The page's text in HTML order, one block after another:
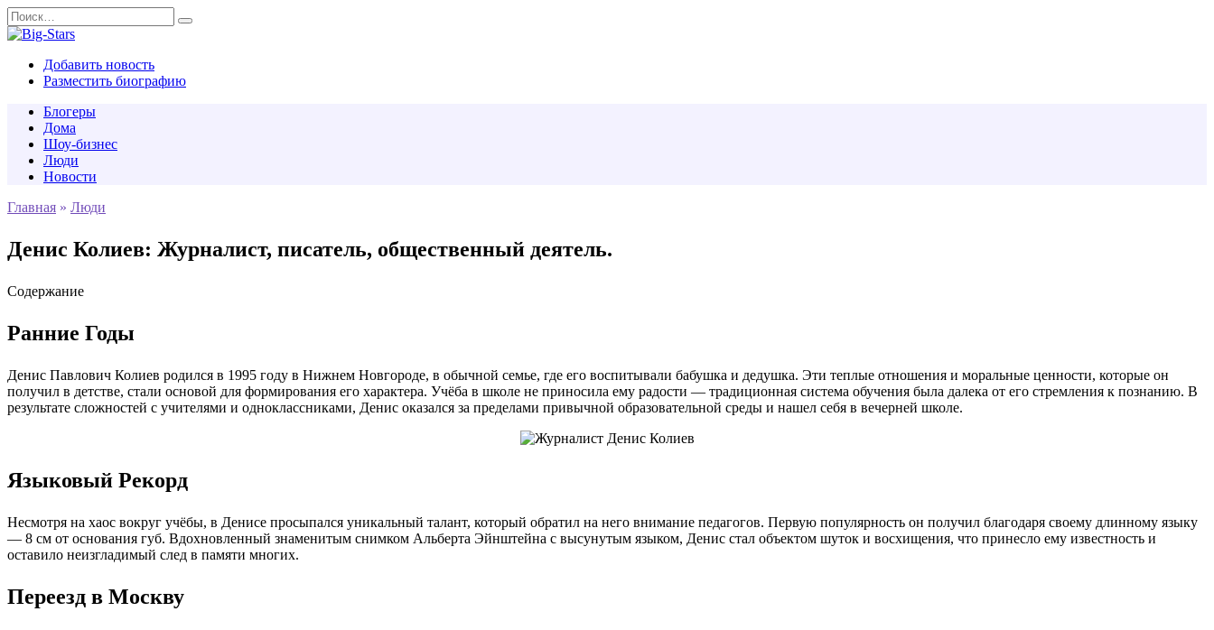
Перейти
к
содержанию
Search
for:
Добавить новость
Разместить биографию
Блогеры
Дома
Шоу-бизнес
Люди
Новости
Главная » Люди
Денис Колиев: Журналист, писатель, общественный деятель.
Содержание
Ранние Годы
Денис Павлович Колиев родился в 1995 году в Нижнем Новгороде, в обычной семье, где его воспитывали бабушка и дедушка. Эти теплые отношения и моральные ценности, которые он
получил в детстве, стали основой для формирования его характера. Учёба в школе не приносила ему радости — традиционная система обучения была далека от его стремления к познанию. В
результате сложностей с учителями и одноклассниками, Денис оказался за пределами привычной образовательной среды и нашел себя в вечерней школе.
Языковый Рекорд
Несмотря на хаос вокруг учёбы, в Денисе просыпался уникальный талант, который обратил на него внимание педагогов. Первую популярность он получил благодаря своему длинному языку
— 8 см от основания губ. Вдохновленный знаменитым снимком Альберта Эйнштейна с высунутым языком, Денис стал объектом шуток и восхищения, что принесло ему известность и
оставило неизгладимый след в памяти многих.
Переезд в Москву